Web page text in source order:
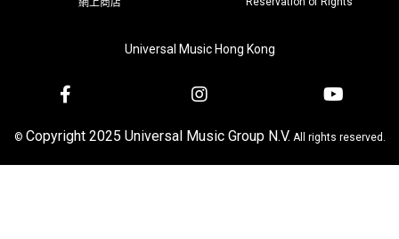
網上商店
Universal Music Hong Kong
© Copyright 2025 Universal Music Group N.V. All rights reserved.